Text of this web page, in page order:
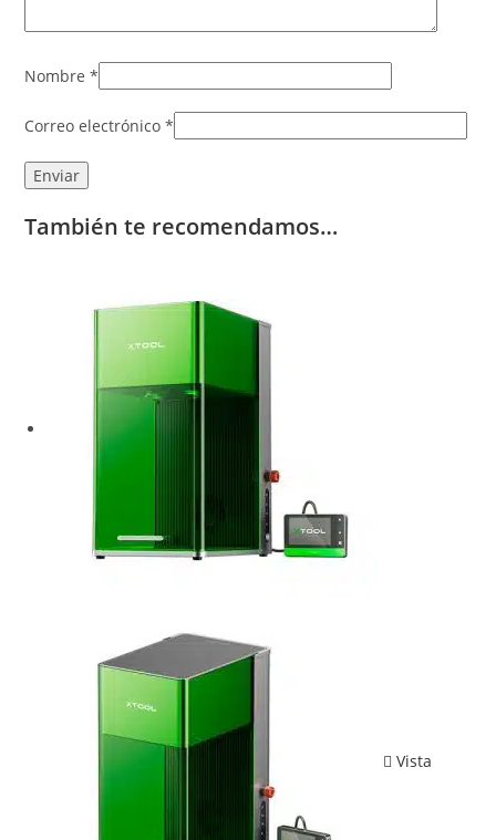
Nombre*
Correo electrónico*
También te recomendamos…
Vista